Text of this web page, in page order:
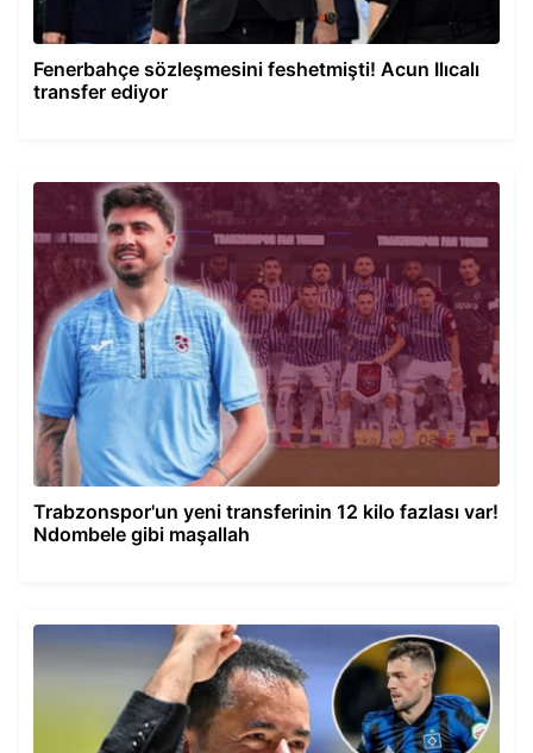
Fenerbahçe sözleşmesini feshetmişti! Acun Ilıcalı
transfer ediyor
Trabzonspor'un yeni transferinin 12 kilo fazlası var!
Ndombele gibi maşallah